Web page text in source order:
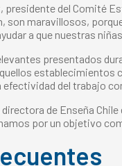
presidente del Comité
son maravillosos,
a que nuestras
presentados
establecimientos
del trabajo
de Enseña
por un objetivo